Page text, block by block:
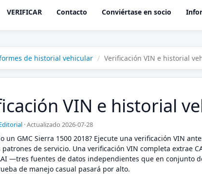
VERIFICAR Contacto Conviértase en socio
de historial vehicular Verificación VIN e historial
VIN e historial
·Actualizado 2026-07-28
un GMC Sierra 1500 2018? Ejecute una verificación VIN
patrones de servicio. Una verificación VIN completa extrae
—tres fuentes de datos independientes que en conjunto
de manejo casual pasará por alto.